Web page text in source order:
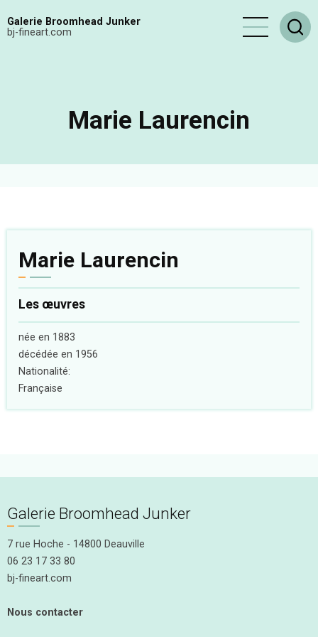
auGalerie Broomhead Junker
bj-fineart.com
Marie Laurencin
Marie Laurencin
Les œuvres
née en 1883
décédée en 1956
Nationalité:
Française
Galerie Broomhead Junker
7 rue Hoche - 14800 Deauville
06 23 17 33 80
bj-fineart.com
Nous contacter